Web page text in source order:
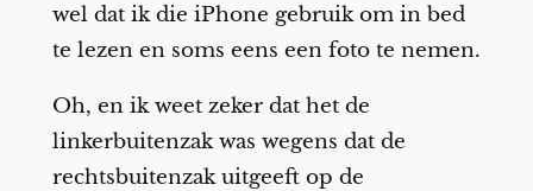
wel dat ik die iPhone gebruik om in bed
te lezen en soms eens een foto te nemen.
Oh, en ik weet zeker dat het de
linkerbuitenzak was wegens dat de
rechtsbuitenzak uitgeeft op de